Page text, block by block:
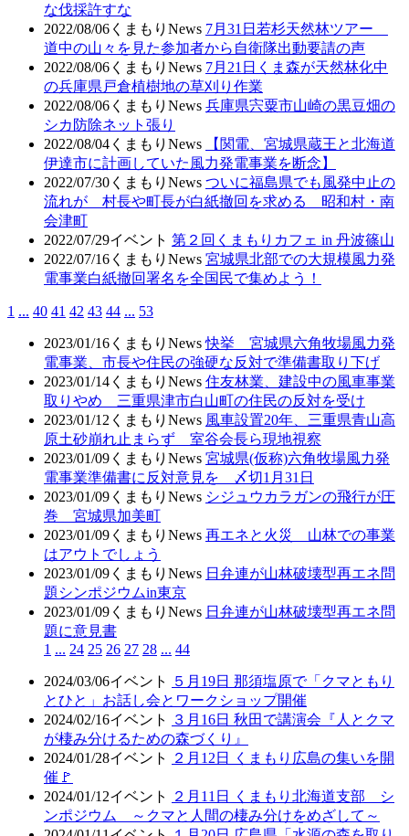
な伐採許すな
2022/08/06 くまもりNews 7月31日若杉天然林ツアー
道中の山々を見た参加者から自衛隊出動要請の声
2022/08/06 くまもりNews 7月21日くま森が天然林化中
の兵庫県戸倉植樹地の草刈り作業
2022/08/06 くまもりNews 兵庫県宍粟市山崎の黒豆畑の
シカ防除ネット張り
2022/08/04 くまもりNews
【関電、宮城県蔵王と北海道
伊達市に計画していた風力発電事業を断念】
2022/07/30 くまもりNews ついに福島県でも風発中止の
流れが 村長や町長が白紙撤回を求める 昭和村・南
会津町
2022/07/29イベント 第２回くまもりカフェ in 丹波篠山
2022/07/16 くまもりNews 宮城県北部での大規模風力発
電事業白紙撤回署名を全国民で集めよう！
1 ... 40 41 42 43 44 ... 53
2023/01/16 くまもりNews 快挙 宮城県六角牧場風力発
電事業、市長や住民の強硬な反対で準備書取り下げ
2023/01/14 くまもりNews 住友林業、建設中の風車事業
取りやめ 三重県津市白山町の住民の反対を受け
2023/01/12 くまもりNews 風車設置20年、三重県青山高
原土砂崩れ止まらず 室谷会長ら現地視察
2023/01/09 くまもりNews 宮城県(仮称)六角牧場風力発
電事業準備書に反対意見を 〆切1月31日
2023/01/09 くまもりNews シジュウカラガンの飛行が圧
巻 宮城県加美町
2023/01/09 くまもりNews 再エネと火災 山林での事業
はアウトでしょう
2023/01/09 くまもりNews 日弁連が山林破壊型再エネ問
題シンポジウムin東京
2023/01/09 くまもりNews 日弁連が山林破壊型再エネ問
題に意見書
1 ... 24 25 26 27 28 ... 44
2024/03/06イベント
５月19日 那須塩原で「クマともり
とひと」お話し会とワークショップ開催
2024/02/16イベント
３月16日 秋田で講演会『人とクマ
が棲み分けるための森づくり』
2024/01/28イベント
２月12日 くまもり広島の集いを開
催🚩
2024/01/12イベント
２月11日 くまもり北海道支部 シ
ンポジウム ～クマと人間の棲み分けをめざして～